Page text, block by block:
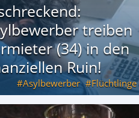
treiben
(34) in den
Ruin!
Asylbewerber Flüchtlinge